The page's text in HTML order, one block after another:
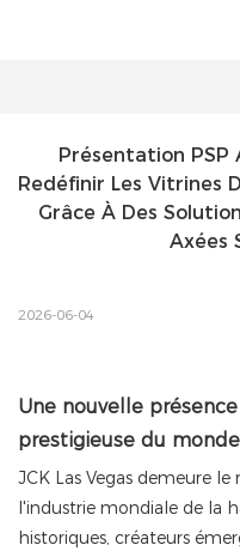
Présentation PSP
Redéfinir Les Vitrines
Grâce À Des
Axées
2026-06-04
Une nouvelle
prestigieuse du monde
JCK Las Vegas demeure
l'industrie mondiale de la
historiques, créateurs